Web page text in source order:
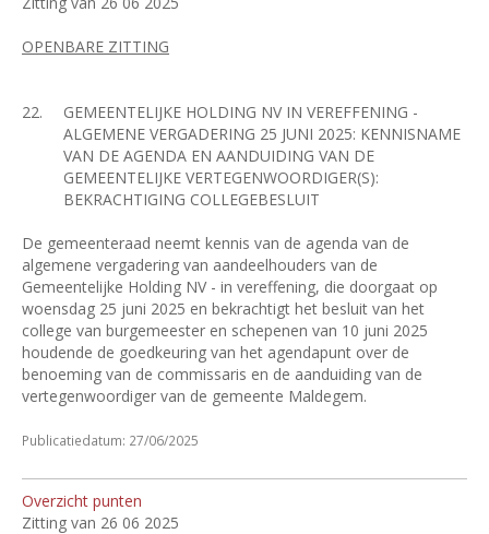
OPENBARE ZITTING
22.
GEMEENTELIJKE HOLDING NV IN VEREFFENING -
ALGEMENE VERGADERING 25 JUNI 2025: KENNISNAME
VAN DE AGENDA EN AANDUIDING VAN DE
GEMEENTELIJKE VERTEGENWOORDIGER(S):
BEKRACHTIGING COLLEGEBESLUIT
De gemeenteraad neemt kennis van de agenda van de
algemene vergadering van aandeelhouders van de
Gemeentelijke Holding NV - in vereffening, die doorgaat op
woensdag 25 juni 2025 en bekrachtigt het besluit van het
college van burgemeester en schepenen van 10 juni 2025
houdende de goedkeuring van het agendapunt over de
benoeming van de commissaris en de aanduiding van de
vertegenwoordiger van de gemeente Maldegem.
Publicatiedatum: 27/06/2025
Overzicht punten
Zitting van 26 06 2025